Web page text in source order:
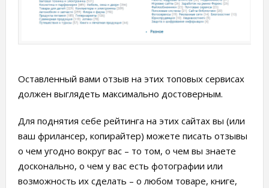
Оставленный вами отзыв на этих топовых сервисах
должен выглядеть максимально достоверным.
Для поднятия себе рейтинга на этих сайтах вы (или
ваш фрилансер, копирайтер) можете писать отзывы
о чем угодно вокруг вас – то том, о чем вы знаете
досконально, о чем у вас есть фотографии или
возможность их сделать – о любом товаре, книге,